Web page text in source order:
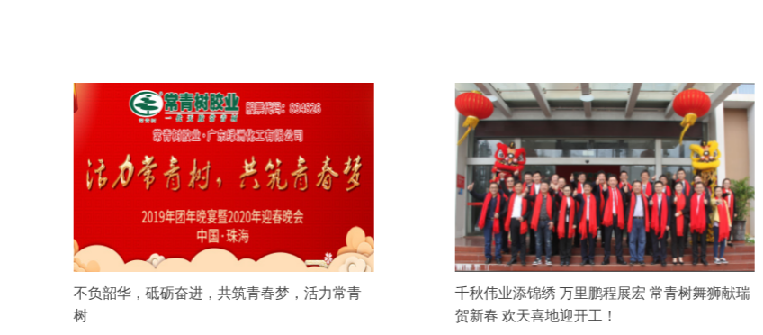
梦，活力常青
千秋伟业添锦绣 万里鹏程展宏 常青树舞狮献瑞
常青树胶业·绿洲化工2019年新